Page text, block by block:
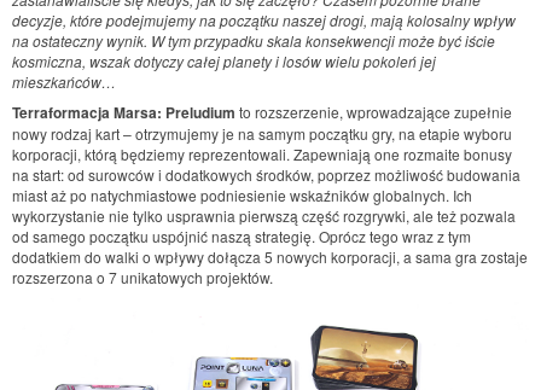
decyzje, które podejmujemy na początku naszej drogi, mają kolosalny wpływ
na ostateczny wynik. W tym przypadku skala konsekwencji może być iście
kosmiczna, wszak dotyczy całej planety i losów wielu pokoleń jej
mieszkańców…
Terraformacja Marsa: Preludium to rozszerzenie, wprowadzające zupełnie
nowy rodzaj kart – otrzymujemy je na samym początku gry, na etapie wyboru
korporacji, którą będziemy reprezentowali. Zapewniają one rozmaite bonusy
na start: od surowców i dodatkowych środków, poprzez możliwość budowania
miast aż po natychmiastowe podniesienie wskaźników globalnych. Ich
wykorzystanie nie tylko usprawnia pierwszą część rozgrywki, ale też pozwala
od samego początku uspójnić naszą strategię. Oprócz tego wraz z tym
dodatkiem do walki o wpływy dołącza 5 nowych korporacji, a sama gra zostaje
rozszerzona o 7 unikatowych projektów.